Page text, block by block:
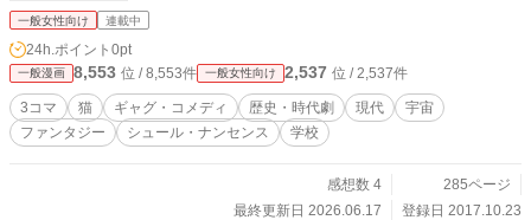
一般女性向け 連載中
24h.ポイント 0pt
一般漫画 8,553 位 / 8,553件 一般女性向け 2,537 位 / 2,537件
3コマ 猫 ギャグ・コメディ 歴史・時代劇 現代
宇宙
ファンタジー
シュール・ナンセンス 学校
感想数 4
285ページ
最終更新日 2026.06.17
登録日 2017.10.23